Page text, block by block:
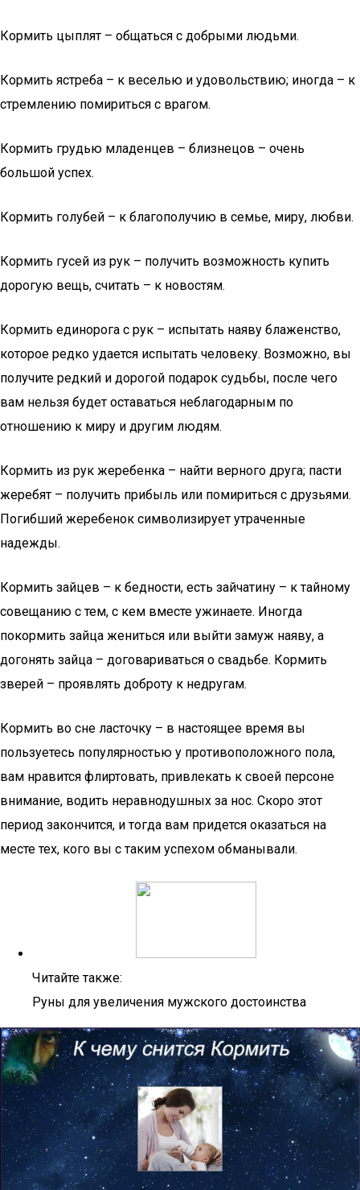
Кормить цыплят – общаться с добрыми людьми.
Кормить ястреба – к веселью и удовольствию; иногда – к
стремлению помириться с врагом.
Кормить грудью младенцев – близнецов – очень
большой успех.
Кормить голубей – к благополучию в семье, миру, любви.
Кормить гусей из рук – получить возможность купить
дорогую вещь, считать – к новостям.
Кормить единорога с рук – испытать наяву блаженство,
которое редко удается испытать человеку. Возможно, вы
получите редкий и дорогой подарок судьбы, после чего
вам нельзя будет оставаться неблагодарным по
отношению к миру и другим людям.
Кормить из рук жеребенка – найти верного друга; пасти
жеребят – получить прибыль или помириться с друзьями.
Погибший жеребенок символизирует утраченные
надежды.
Кормить зайцев – к бедности, есть зайчатину – к тайному
совещанию с тем, с кем вместе ужинаете. Иногда
покормить зайца жениться или выйти замуж наяву, а
догонять зайца – договариваться о свадьбе. Кормить
зверей – проявлять доброту к недругам.
Кормить во сне ласточку – в настоящее время вы
пользуетесь популярностью у противоположного пола,
вам нравится флиртовать, привлекать к своей персоне
внимание, водить неравнодушных за нос. Скоро этот
период закончится, и тогда вам придется оказаться на
месте тех, кого вы с таким успехом обманывали.
Читайте также:
Руны для увеличения мужского достоинства